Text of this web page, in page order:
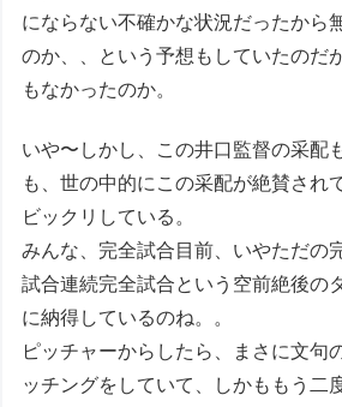
にならない不確かな状況だったから
のか、、という予想もしていたのだ
もなかったのか。
いや〜しかし、この井口監督の采配
も、世の中的にこの采配が絶賛され
ビックリしている。
みんな、完全試合目前、いやただの
試合連続完全試合という空前絶後の
に納得しているのね。。
ピッチャーからしたら、まさに文句
ッチングをしていて、しかももう二